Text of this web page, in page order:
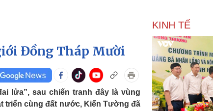
E-Magazine
Infographic
Bất động sản
Khởi nghiệp
Ô tô - Xe máy
Ô tô
Doanh nghiệp
Thông tin doanh nghiệp
Đồng Tháp Mười
lửa”, sau chiến tranh đây là vùng
triển cùng đất nước, Kiến Tường đã
KINH TẾ